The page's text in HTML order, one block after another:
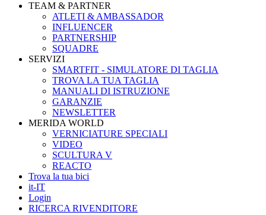
TEAM & PARTNER
ATLETI & AMBASSADOR
INFLUENCER
PARTNERSHIP
SQUADRE
SERVIZI
SMARTFIT - SIMULATORE DI TAGLIA
TROVA LA TUA TAGLIA
MANUALI DI ISTRUZIONE
GARANZIE
NEWSLETTER
MERIDA WORLD
VERNICIATURE SPECIALI
VIDEO
SCULTURA V
REACTO
Trova la tua bici
it-IT
Login
RICERCA RIVENDITORE